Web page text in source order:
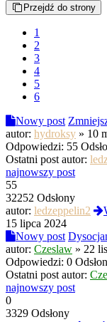
Przejdź do strony
1
2
3
4
5
6
Nowy post
autor: hydroksy » 10
Odpowiedzi: 55
Ostatni post autor:
najnowszy post
55
32252 Odsłony
autor: ledzeppelin2
15 lipca 2024
Nowy post
autor: Czeslaw » 22
Odpowiedzi: 0
Ostatni post autor:
najnowszy post
0
3329 Odsłony